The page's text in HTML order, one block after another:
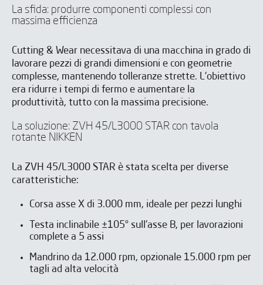
La sfida: produrre componenti complessi con
massima efficienza
Cutting & Wear necessitava di una macchina in grado di
lavorare pezzi di grandi dimensioni e con geometrie
complesse, mantenendo tolleranze strette. L'obiettivo
era ridurre i tempi di fermo e aumentare la
produttività, tutto con la massima precisione.
La soluzione: ZVH 45/L3000 STAR con tavola
rotante NIKKEN
La ZVH 45/L3000 STAR è stata scelta per diverse
caratteristiche:
Corsa asse X di 3.000 mm, ideale per pezzi lunghi
Testa inclinabile ±105° sull'asse B, per lavorazioni
complete a 5 assi
Mandrino da 12.000 rpm, opzionale 15.000 rpm per
tagli ad alta velocità